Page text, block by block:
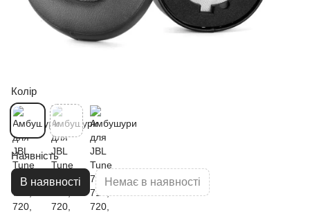
Колір
Наявність
В наявності Немає в наявності